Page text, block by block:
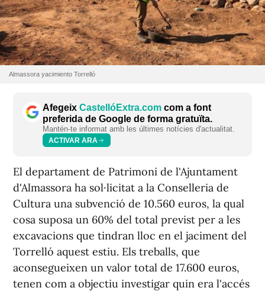
Almassora yacimiento Torrelló
Afegeix CastellóExtra.com com a font
preferida de Google de forma gratuïta.
Mantén-te informat amb les últimes notícies d'actualitat.
ACTIVAR ARA
El departament de Patrimoni de l'Ajuntament
d'Almassora ha sol·licitat a la Conselleria de
Cultura una subvenció de 10.560 euros, la qual
cosa suposa un 60% del total previst per a les
excavacions que tindran lloc en el jaciment del
Torrelló aquest estiu. Els treballs, que
aconsegueixen un valor total de 17.600 euros,
tenen com a objectiu investigar quin era l'accés